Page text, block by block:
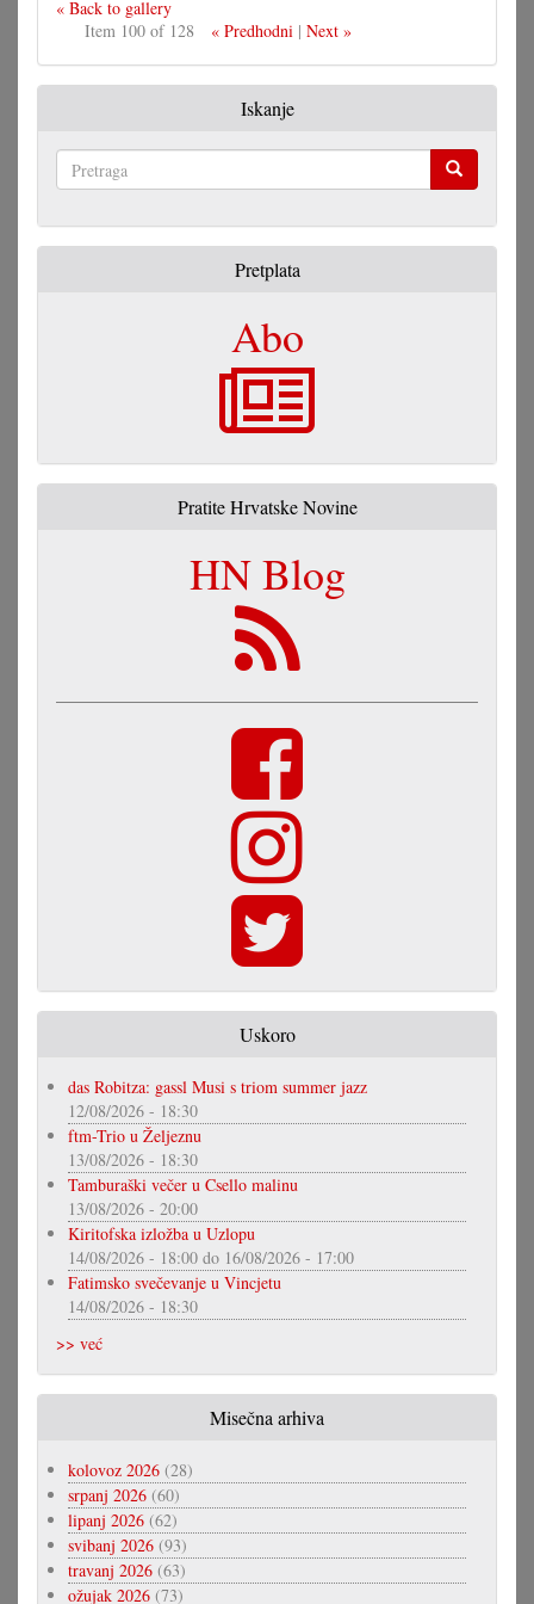
« Back to gallery
Item 100 of 128
« Predhodni| Next »
Iskanje
Pretplata
Abo
Pratite Hrvatske Novine
HN Blog
Uskoro
das Robitza: gassl Musi s triom summer jazz
12/08/2026 - 18:30
ftm-Trio u Željeznu
13/08/2026 - 18:30
Tamburaški večer u Csello malinu
13/08/2026 - 20:00
Kiritofska izložba u Uzlopu
14/08/2026 - 18:00 do 16/08/2026 - 17:00
Fatimsko svečevanje u Vincjetu
14/08/2026 - 18:30
>> već
Misečna arhiva
kolovoz 2026 (28)
srpanj 2026 (60)
lipanj 2026 (62)
svibanj 2026 (93)
travanj 2026 (63)
ožujak 2026 (73)